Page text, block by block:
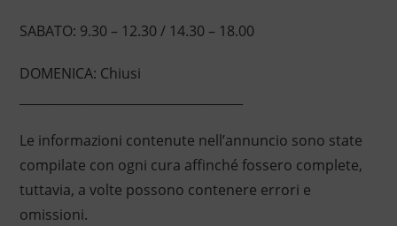
SABATO: 9.30 – 12.30 / 14.30 – 18.00
DOMENICA: Chiusi
Le informazioni contenute nell’annuncio sono state
compilate con ogni cura affinché fossero complete,
tuttavia, a volte possono contenere errori e
omissioni.